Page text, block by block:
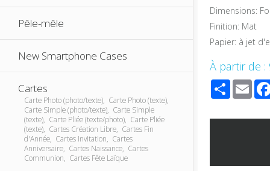
Pêle-mêle
New Smartphone Cases
Cartes
Carte Photo (photo/texte), Carte Photo (texte),
Carte Simple (photo/texte), Carte Simple
(texte), Carte Pliée (texte/photo), Carte Pliée
(texte), Cartes Création Libre, Cartes Fin
d'Année, Cartes Invitation, Cartes
Anniversaire, Cartes Naissance, Cartes
Communion, Cartes Fête Laïque
Dimensions:
Finition: Mat
Papier: à jet
À partir de :
Share